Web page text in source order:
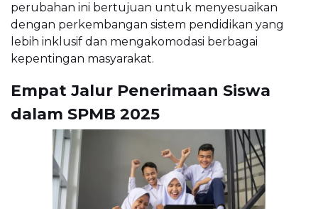
perubahan ini bertujuan untuk menyesuaikan
dengan perkembangan sistem pendidikan yang
lebih inklusif dan mengakomodasi berbagai
kepentingan masyarakat.
Empat Jalur Penerimaan Siswa
dalam SPMB 2025